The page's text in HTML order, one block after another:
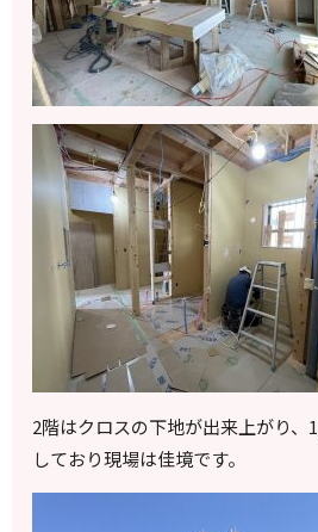
2階はクロスの下地が出来上がり、 1
しており現場は佳境です。